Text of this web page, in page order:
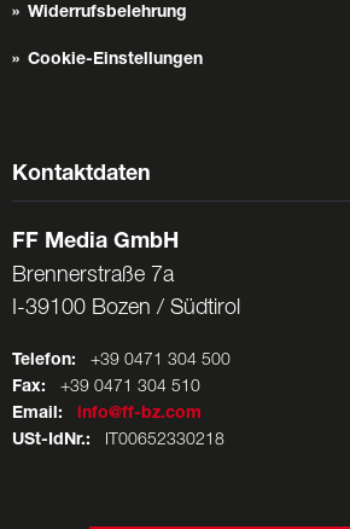
Widerrufsbelehrung
Cookie-Einstellungen
Kontaktdaten
FF Media GmbH
Brennerstraße 7a
I-39100 Bozen / Südtirol
Telefon: +39 0471 304 500
Fax: +39 0471 304 510
Email:
info@ff-bz.com
USt-IdNr.: IT00652330218